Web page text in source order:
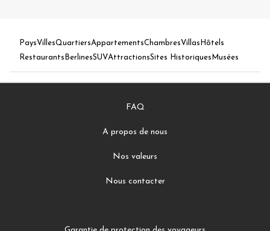
PaysVillesQuartiersAppartementsChambresVillas Hôtels
Restaurants BerlinesSUVAttractionsSites Historiques Musées
FAQ
A propos de nous
Nos valeurs
Nous contacter